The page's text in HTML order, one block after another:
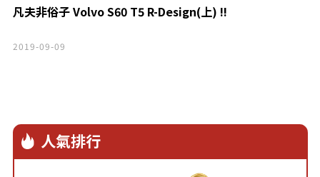
凡夫非俗子 Volvo S60 T5 R-Design(上) !!
2019-09-09
人氣排行